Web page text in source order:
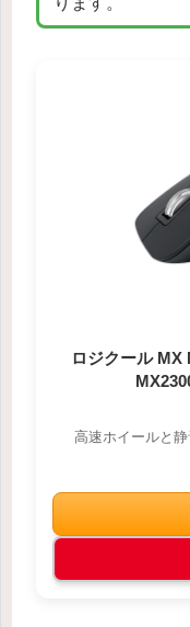
ロジクール
高速ホイールと